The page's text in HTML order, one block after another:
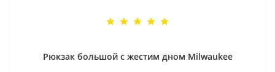
Рюкзак большой с жестим дном Milwaukee